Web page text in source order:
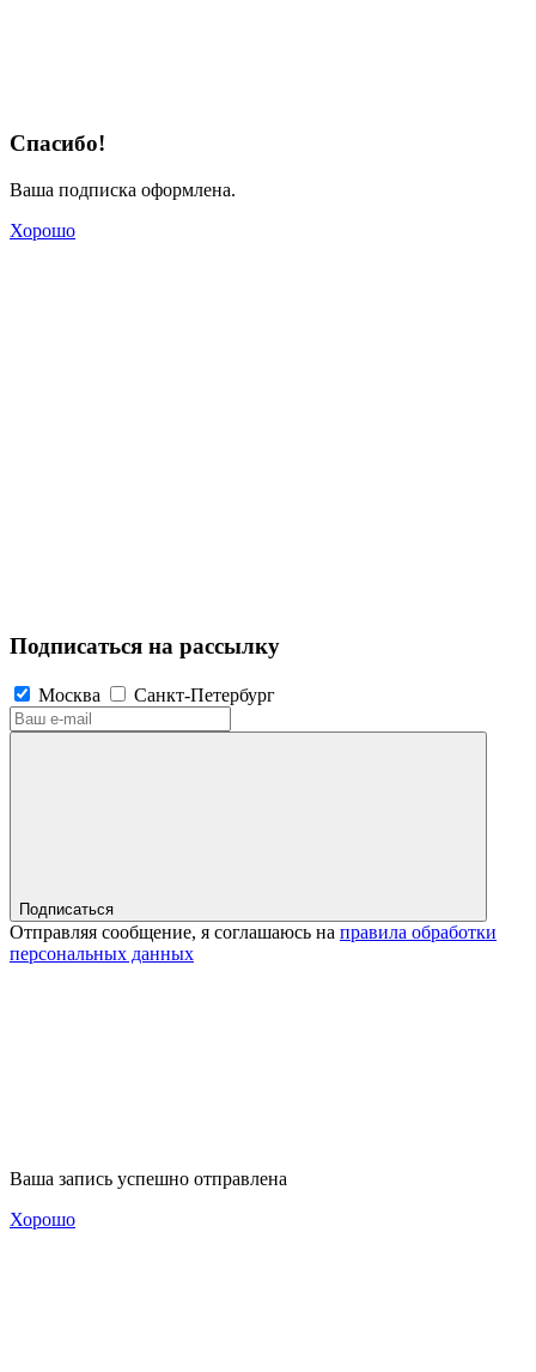
Спасибо!
Ваша подписка оформлена.
Хорошо
Подписаться на рассылку
Москва Санкт-Петербург
Подписаться
Отправляя сообщение, я соглашаюсь на правила обработки
персональных данных
Ваша запись успешно отправлена
Хорошо